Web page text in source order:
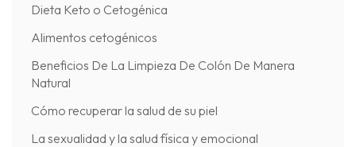
Dieta Keto o Cetogénica
Alimentos cetogénicos
Beneficios De La Limpieza De Colón De Manera
Natural
Cómo recuperar la salud de su piel
La sexualidad y la salud física y emocional